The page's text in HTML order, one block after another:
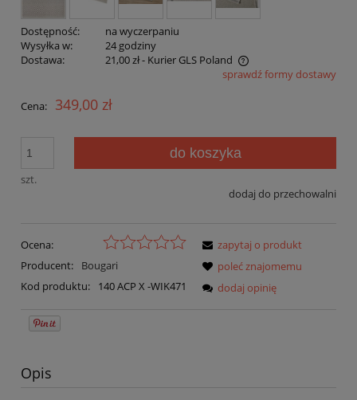
Dostępność:
na wyczerpaniu
Wysyłka w:
24 godziny
Dostawa:
21,00 zł- Kurier GLS Poland
Cena nie zawiera ewentualnych kosztów płatnościsprawdź formy dostawy
Cena: 349,00 zł
szt.
do koszyka
dodaj do przechowalni
Ocena:
Producent:
Bougari
Kod produktu:
140 ACP X -WIK471
zapytaj o produkt
poleć znajomemu
dodaj opinię
Opis